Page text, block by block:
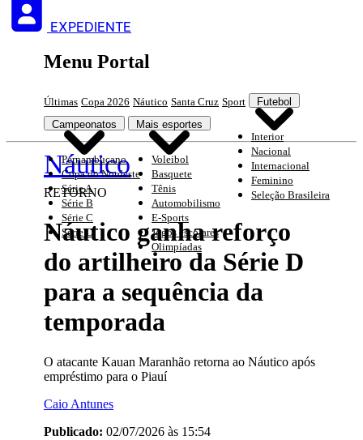
EXPEDIENTE
Menu Portal
Últimas Copa 2026 Náutico Santa Cruz Sport Futebol
Interior
Nacional
Internacional
Feminino
Seleção Brasileira
Campeonatos
Pernambucano
Copa do Nordeste
Série A
Série B
Série C
Série D
Mais esportes
Voleibol
Basquete
Tênis
Automobilismo
E-Sports
Jogos escolares
Olimpíadas
Náutico
RETORNO
Náutico ganha reforço
do artilheiro da Série D
para a sequência da
temporada
O atacante Kauan Maranhão retorna ao Náutico após
empréstimo para o Piauí
Caio Antunes
Publicado: 02/07/2026 às 15:54